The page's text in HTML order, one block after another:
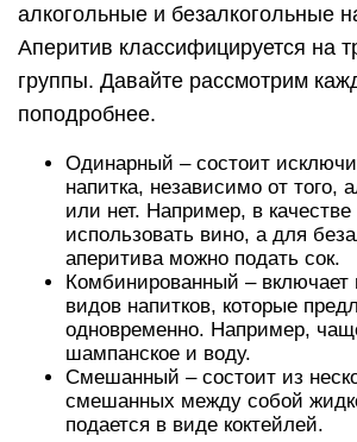
алкогольные и безалкогольные
Аперитив классифицируется на
группы. Давайте рассмотрим
поподробнее.
Одинарный – состоит
напитка, независимо от того,
или нет. Например, в
использовать вино, а для
аперитива можно подать сок.
Комбинированный – включает
видов напитков, которые
одновременно. Например,
шампанское и воду.
Смешанный – состоит из
смешанных между собой
подается в виде коктейлей.